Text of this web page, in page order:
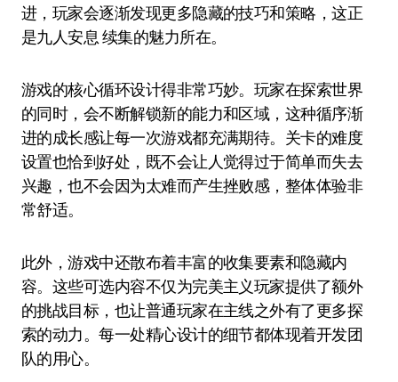
进，玩家会逐渐发现更多隐藏的技巧和策略，这正
是九人安息 续集的魅力所在。
游戏的核心循环设计得非常巧妙。玩家在探索世界
的同时，会不断解锁新的能力和区域，这种循序渐
进的成长感让每一次游戏都充满期待。关卡的难度
设置也恰到好处，既不会让人觉得过于简单而失去
兴趣，也不会因为太难而产生挫败感，整体体验非
常舒适。
此外，游戏中还散布着丰富的收集要素和隐藏内
容。这些可选内容不仅为完美主义玩家提供了额外
的挑战目标，也让普通玩家在主线之外有了更多探
索的动力。每一处精心设计的细节都体现着开发团
队的用心。